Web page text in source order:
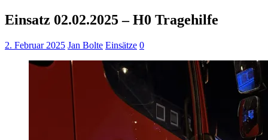
Einsatz 02.02.2025 – H0 Tragehilfe
2. Februar 2025 Jan Bolte Einsätze 0